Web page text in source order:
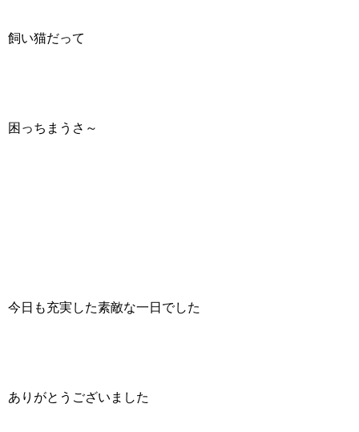
飼い猫だって
困っちまうさ～
今日も充実した素敵な一日でした
ありがとうございました